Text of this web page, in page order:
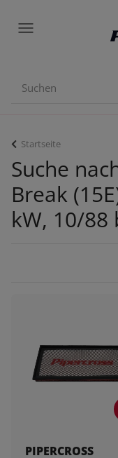
Startseite
Suche
Break
kW, 10/88
PIPERCROSS